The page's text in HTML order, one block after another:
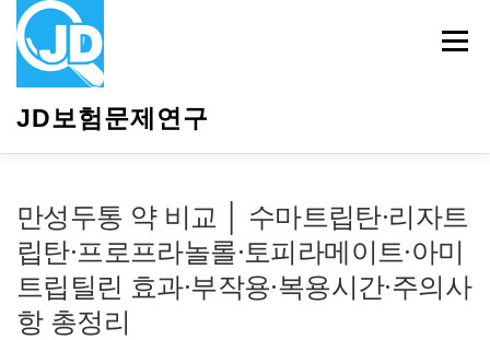
JD보험문제연구
메뉴
만성두통 약 비교 │ 수마트립탄·리자트
립탄·프로프라놀롤·토피라메이트·아미
트립틸린 효과·부작용·복용시간·주의사
항 총정리